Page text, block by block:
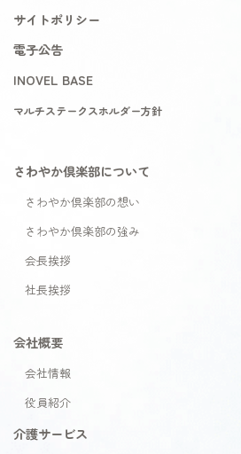
サイトポリシー
電子公告
INOVEL BASE
マルチステークスホルダー方針
さわやか倶楽部について
さわやか倶楽部の想い
さわやか倶楽部の強み
会長挨拶
社長挨拶
会社概要
会社情報
役員紹介
介護サービス